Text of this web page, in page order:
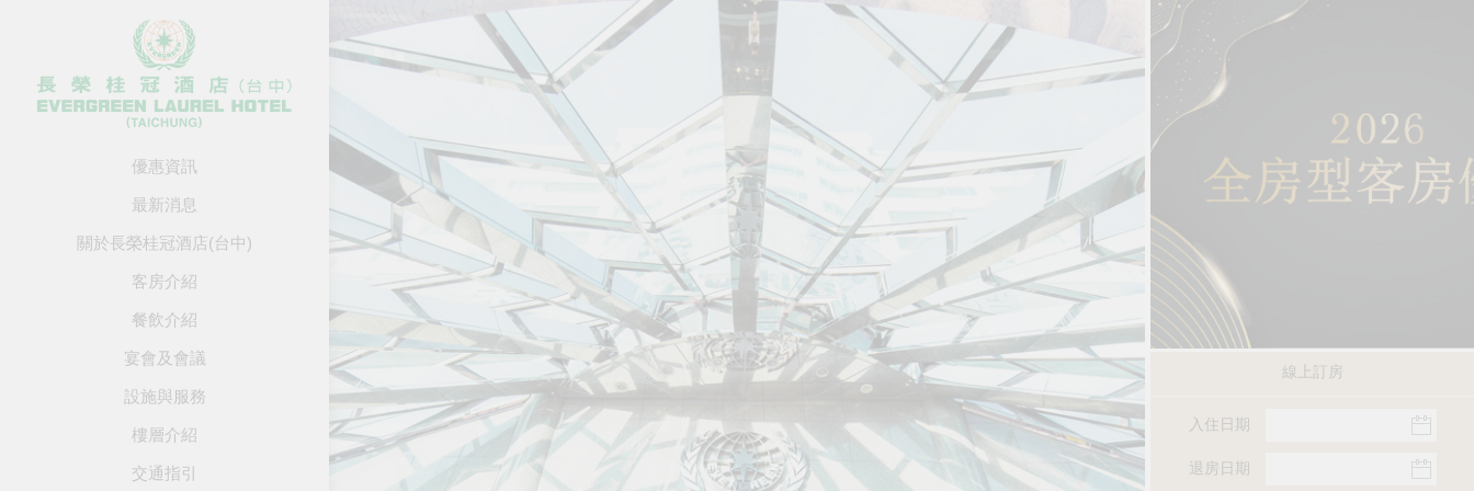
優惠資訊
最新消息
關於長榮桂冠酒店(台中)
客房介紹
餐飲介紹
宴會及會議
設施與服務
樓層介紹
交通指引
線上訂房
入住日期
退房日期